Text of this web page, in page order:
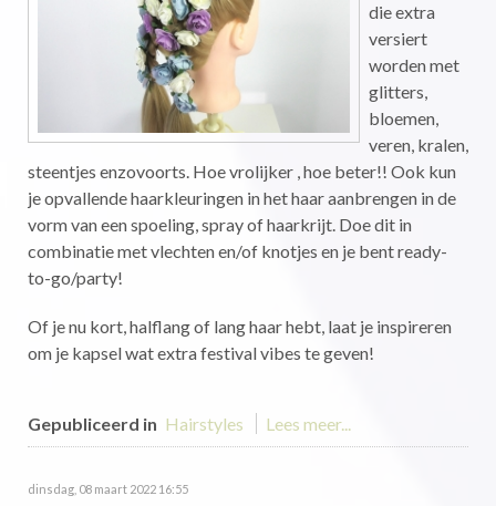
die extra
versiert
worden met
glitters,
bloemen,
veren, kralen,
steentjes enzovoorts. Hoe vrolijker , hoe beter!! Ook kun
je opvallende haarkleuringen in het haar aanbrengen in de
vorm van een spoeling, spray of haarkrijt. Doe dit in
combinatie met vlechten en/of knotjes en je bent ready-
to-go/party!
Of je nu kort, halflang of lang haar hebt, laat je inspireren
om je kapsel wat extra festival vibes te geven!
Gepubliceerd in Hairstyles Lees meer...
dinsdag, 08 maart 2022 16:55